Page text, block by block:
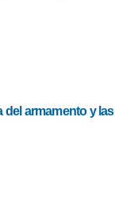
del armamento y las